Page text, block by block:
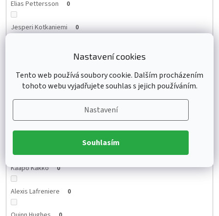
Nastavení cookies
Tento web používá soubory cookie. Dalším procházením
tohoto webu vyjadřujete souhlas s jejich používáním.
Nastavení
Souhlasím
Elias Pettersson 0
Jesperi Kotkaniemi 0
Mikhail Sergachev 0
Anthony Cirelli 0
Yanni Gourde 0
Kaapo Kakko 0
Alexis Lafreniere 0